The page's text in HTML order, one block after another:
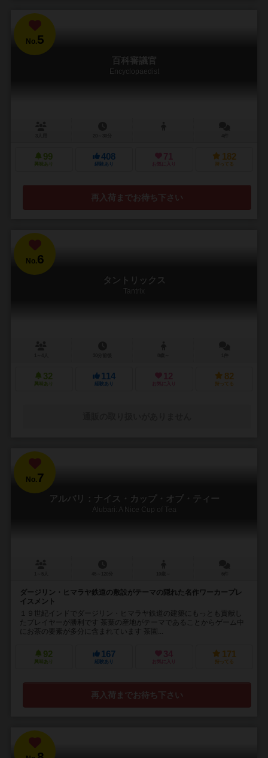
No.5
百科審議官
Encyclopaedist
99
興味あり
408
経験あり
71
お気に入り
182
持ってる
再入荷までお待ち下さい
No.6
タントリックス
Tantrix
32
興味あり
114
経験あり
12
お気に入り
82
持ってる
No.7
アルバリ：ナイス・カップ・オブ・ティー
Alubari: A Nice Cup of Tea
ダージリン・ヒマラヤ鉄道の敷設がテーマの隠れた名作ワーカープレ
イスメント
１９世紀インドでダージリン・ヒマラヤ鉄道の建築にもっとも貢献し
たプレイヤーが勝利です 茶葉の産地がテーマであることからゲーム中
にお茶の要素が多分に含まれています 茶園...
92
興味あり
167
経験あり
34
お気に入り
171
持ってる
再入荷までお待ち下さい